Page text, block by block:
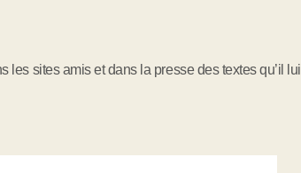
sites amis et dans la presse des textes qu’il lui